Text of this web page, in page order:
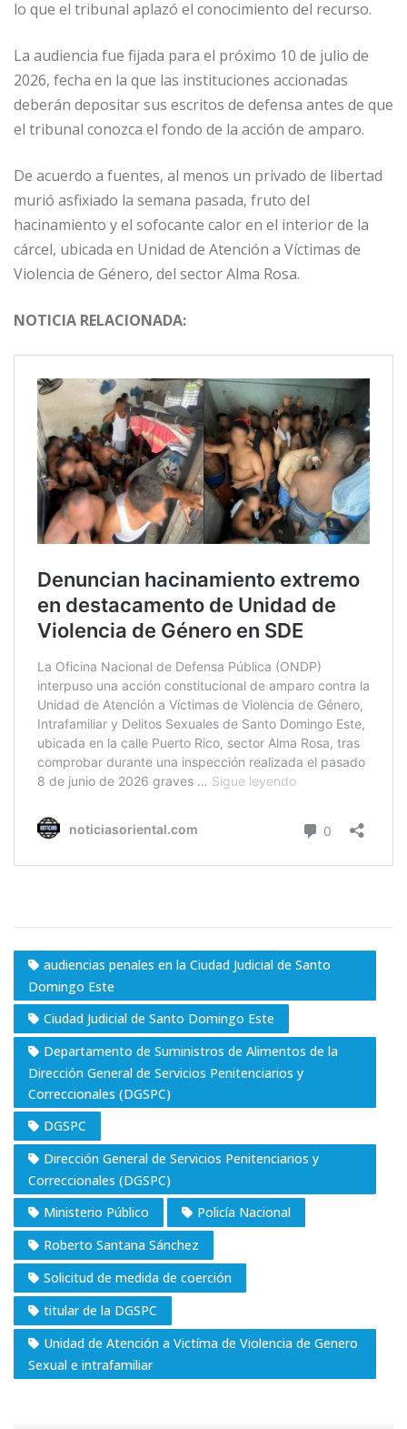
lo que el tribunal aplazó el conocimiento del recurso.
La audiencia fue fijada para el próximo 10 de julio de
2026, fecha en la que las instituciones accionadas
deberán depositar sus escritos de defensa antes de que
el tribunal conozca el fondo de la acción de amparo.
De acuerdo a fuentes, al menos un privado de libertad
murió asfixiado la semana pasada, fruto del
hacinamiento y el sofocante calor en el interior de la
cárcel, ubicada en Unidad de Atención a Víctimas de
Violencia de Género, del sector Alma Rosa.
NOTICIA RELACIONADA:
audiencias penales en la Ciudad Judicial de Santo
Domingo Este
Ciudad Judicial de Santo Domingo Este
Departamento de Suministros de Alimentos de la
Dirección General de Servicios Penitenciarios y
Correccionales (DGSPC)
DGSPC
Dirección General de Servicios Penitenciarios y
Correccionales (DGSPC)
Ministerio Público
Policía Nacional
Roberto Santana Sánchez
Solicitud de medida de coerción
titular de la DGSPC
Unidad de Atención a Victíma de Violencia de Genero
Sexual e intrafamiliar